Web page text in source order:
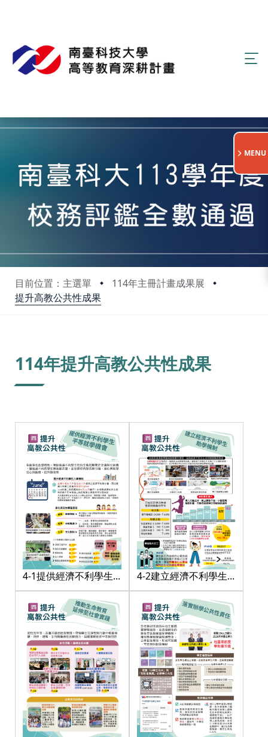
目前位置：主選單
114年主冊計畫成果展
提升高教公共性成果
:::
MENU
114年提升高教公共性成果
4-1提供經濟不利學生
之平等就學機會
4-2建立經濟不利學生
助學機制